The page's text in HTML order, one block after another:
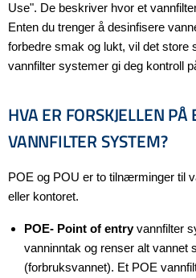
Use". De beskriver hvor et
Enten du trenger å desinfisere
forbedre smak og lukt, vil det store
vannfilter systemer gi deg kontroll
HVA ER FORSKJELLEN PÅ
VANNFILTER SYSTEM?
POE og POU er to tilnærminger til
eller kontoret.
POE- Point of entryvannfilter
vanninntak og renser alt vannet
(forbruksvannet). Et POE